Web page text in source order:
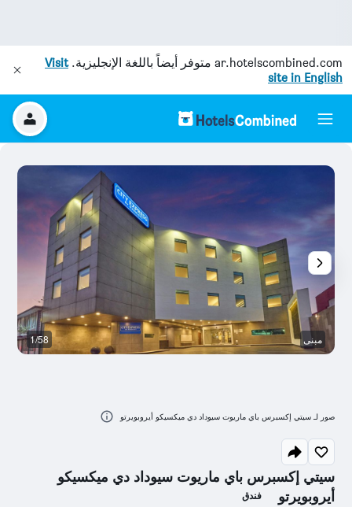
ar.hotelscombined.com متوفر أيضاً باللغة الإنجليزية.Visit
site in English
سيتي إكسبرس باي ماريوت سيوداد دي ميكسيكو
أيروبويرتو
فندق
مبنى 1/58
صور لـ سيتي إكسبرس باي ماريوت سيوداد دي ميكسيكو أيروبويرتو